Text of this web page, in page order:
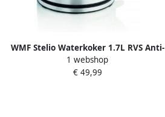
WMF Stelio Waterkoker 1.7L RVS Anti-
kalkfilter 2400W
1 webshop
€ 49,99